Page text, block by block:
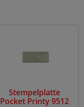
Stempelplatte
Pocket Printy 9512